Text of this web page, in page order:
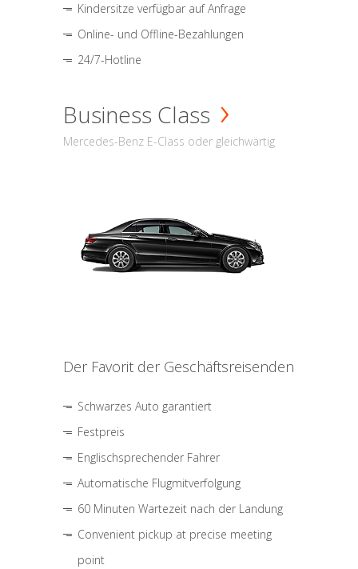
Kindersitze verfügbar auf Anfrage
Online- und Offline-Bezahlungen
24/7-Hotline
Business Class
Mercedes-Benz E-Class oder gleichwärtig
Der Favorit der Geschäftsreisenden
Schwarzes Auto garantiert
Festpreis
Englischsprechender Fahrer
Automatische Flugmitverfolgung
60 Minuten Wartezeit nach der Landung
Convenient pickup at precise meeting
point